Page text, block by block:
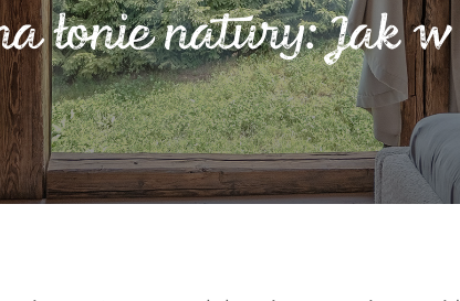
łonie natury: Jak